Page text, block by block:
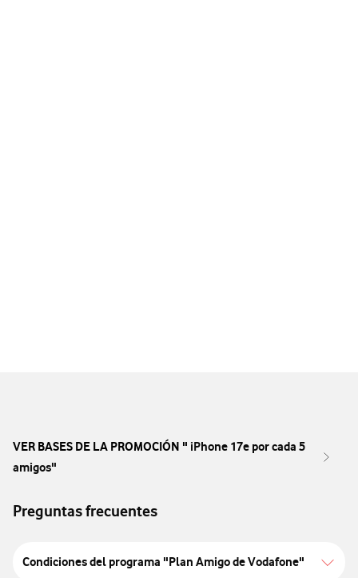
VER BASES DE LA PROMOCIÓN " iPhone 17e por cada 5
amigos"
Preguntas frecuentes
Condiciones del programa "Plan Amigo de Vodafone"